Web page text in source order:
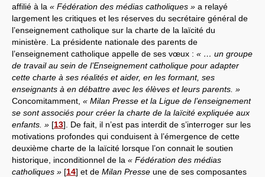
affilié à la « Fédération des médias catholiques » a relayé
largement les critiques et les réserves du secrétaire général de
l’enseignement catholique sur la charte de la laïcité du
ministère. La présidente nationale des parents de
l’enseignement catholique appelle de ses vœux : « … un groupe
de travail au sein de l’Enseignement catholique pour adapter
cette charte à ses réalités et aider, en les formant, ses
enseignants à en débattre avec les élèves et leurs parents. »
Concomitamment, « Milan Presse et la Ligue de l’enseignement
se sont associés pour créer la charte de la laïcité expliquée aux
enfants. » [13] . De fait, il n’est pas interdit de s’interroger sur les
motivations profondes qui conduisent à l’émergence de cette
deuxième charte de la laïcité lorsque l’on connait le soutien
historique, inconditionnel de la « Fédération des médias
catholiques » [14] et de Milan Presse une de ses composantes